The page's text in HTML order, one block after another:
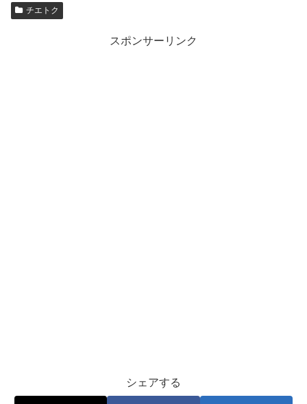
チエトク
スポンサーリンク
シェアする